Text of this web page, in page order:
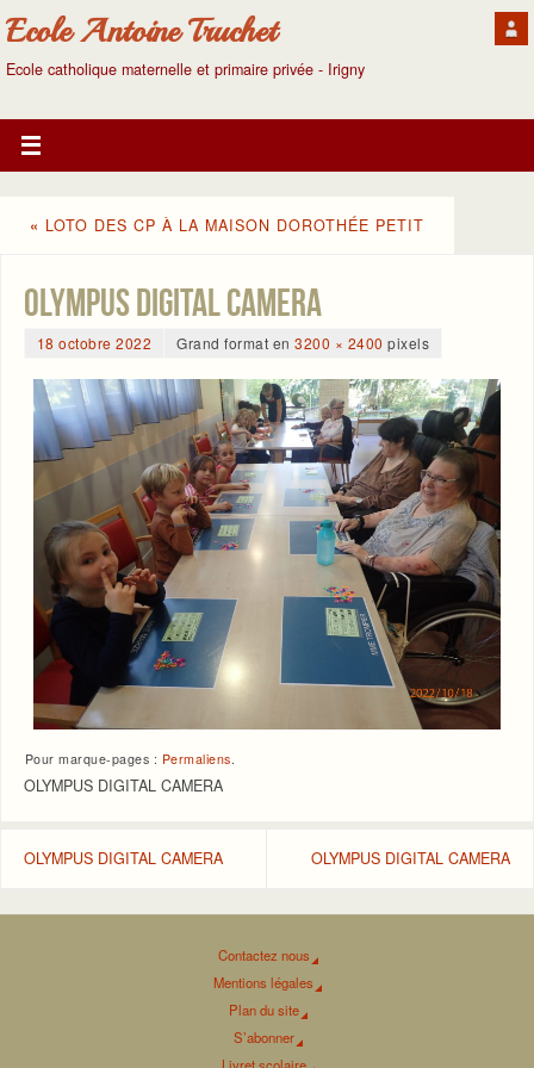
Ecole Antoine Truchet
Ecole catholique maternelle et primaire privée - Irigny
« LOTO DES CP À LA MAISON DOROTHÉE PETIT
OLYMPUS DIGITAL CAMERA
18 octobre 2022 Grand format en3200 × 2400 pixels
Pour marque-pages : Permaliens
OLYMPUS DIGITAL CAMERA
OLYMPUS DIGITAL CAMERA OLYMPUS DIGITAL CAMERA
Contactez nous
Mentions légales
Plan du site
S’abonner